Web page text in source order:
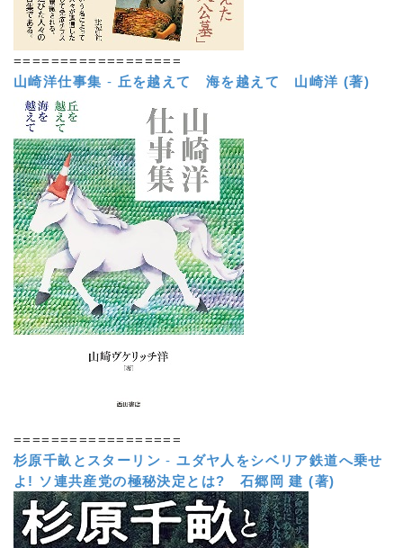
==================
山崎洋仕事集 - 丘を越えて 海を越えて 山崎洋 (著)
==================
杉原千畝とスターリン -ユダヤ人をシベリア鉄道へ乗せ
よ! ソ連共産党の極秘決定とは?
石郷岡 建 (著)